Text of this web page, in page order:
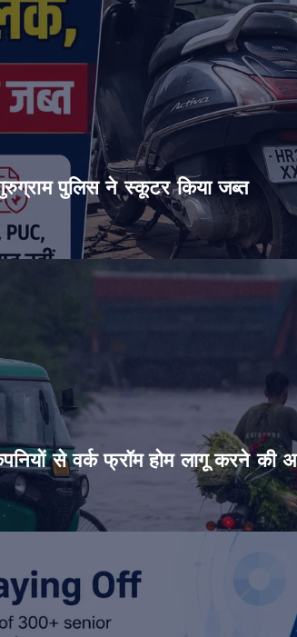
पुलिस ने स्कूटर किया जब्त
से वर्क फ्रॉम होम लागू करने की